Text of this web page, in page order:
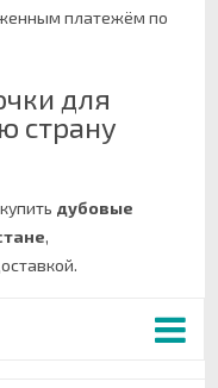
платежём по
для
страну
дубовые
,